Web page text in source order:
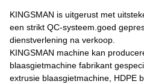
KINGSMAN is uitgerust met
een strikt QC-systeem.goed
dienstverlening na verkoop.
KINGSMAN machine kan
blaasgietmachine fabrikant
extrusie blaasgietmachine, HDPE